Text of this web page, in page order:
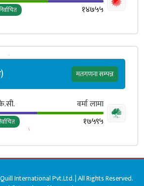
१४७५५
मतगणना सम्पन्न
वर्मा लामा
१७५९५
International Pvt.Ltd. | All Rights Reserved.